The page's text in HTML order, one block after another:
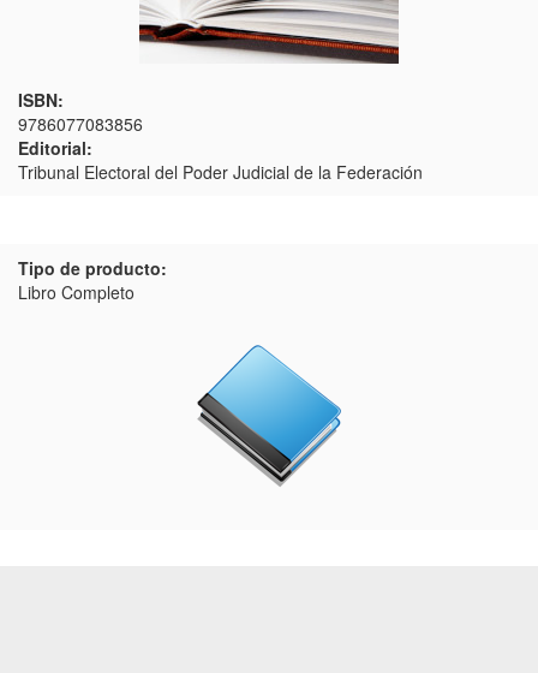
ISBN:
9786077083856
Editorial:
Tribunal Electoral del Poder Judicial de la Federación
Tipo de producto:
Libro Completo